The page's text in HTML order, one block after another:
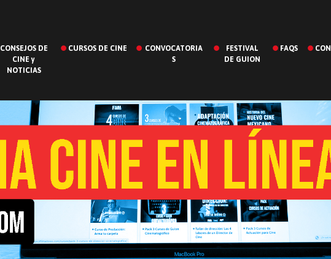
CONSEJOS DE
CINE y
NOTICIAS
CURSOS DE CINE
CONVOCATORIA
S
FESTIVAL
DE GUION
FAQS